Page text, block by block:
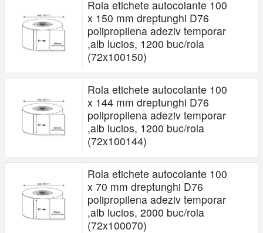
Rola etichete autocolante 100
x 150 mm dreptunghi D76
polipropilena adeziv temporar
,alb lucios, 1200 buc/rola
(72x100150)
Rola etichete autocolante 100
x 144 mm dreptunghi D76
polipropilena adeziv temporar
,alb lucios, 1200 buc/rola
(72x100144)
Rola etichete autocolante 100
x 70 mm dreptunghi D76
polipropilena adeziv temporar
,alb lucios, 2000 buc/rola
(72x100070)